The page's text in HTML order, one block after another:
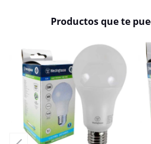
Productos que te